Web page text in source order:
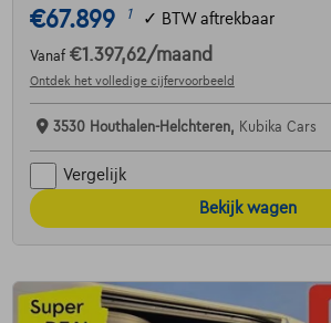
€67.899 1 ✓ BTW aftrekbaar
Vanaf €1.397,62/maand
Ontdek het volledige cijfervoorbeeld
3530 Houthalen-Helchteren, Kubika Cars
Vergelijk
Bekijk wagen